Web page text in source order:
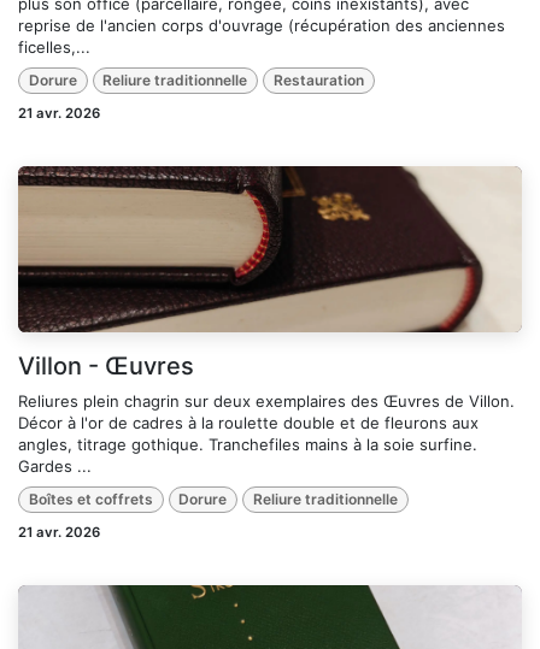
reprise de l'ancien corps d'ouvrage (récupération des anciennes
ficelles,...
Dorure Reliure traditionnelle Restauration
21 avr. 2026
Villon - Œuvres
Reliures plein chagrin sur deux exemplaires des Œuvres de Villon.
Décor à l'or de cadres à la roulette double et de fleurons aux
angles, titrage gothique. Tranchefiles mains à la soie surfine.
Gardes ...
Boîtes et coffrets Dorure Reliure traditionnelle
21 avr. 2026